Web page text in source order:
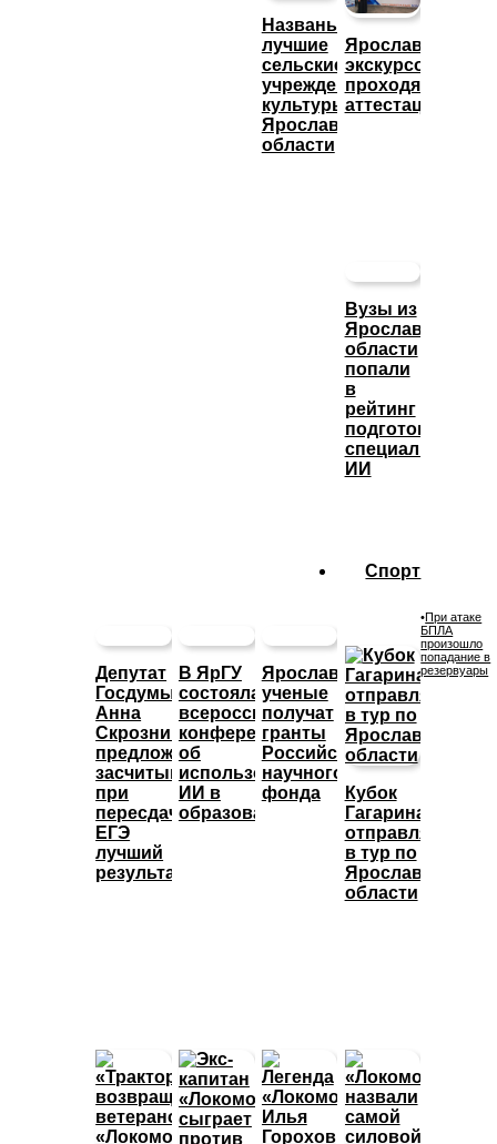
Названы
лучшие
сельские
учреждения
культуры
Ярославской
области
Ярославские
экскурсоводы
проходят
аттестацию
Вузы из
Ярославской
области
попали
в
рейтинг
подготовки
специалистов
ИИ
Депутат
Госдумы
Анна
Скрозникова
предложила
засчитывать
при
пересдаче
ЕГЭ
лучший
результат
В ЯрГУ
состоялась
всероссийская
конференция
об
использовании
ИИ в
образовании
Ярославские
ученые
получат
гранты
Российского
научного
фонда
Спорт
Кубок
Гагарина
отправляется
в тур по
Ярославской
области
•При атаке
БПЛА
произошло
попадание в
резервуары